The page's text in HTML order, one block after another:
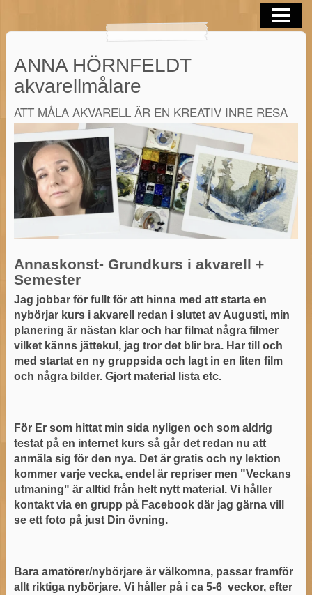
BLOGG
KONTAKTA
AKVARELL I SOMMAR 2026
ANNA HÖRNFELDT
akvarellmålare
ATT MÅLA AKVARELL ÄR EN KREATIV INRE RESA
Annaskonst- Grundkurs i akvarell +
Semester
Jag jobbar för fullt för att hinna med att starta en
nybörjar kurs i akvarell redan i slutet av Augusti, min
planering är nästan klar och har filmat några filmer
vilket känns jättekul, jag tror det blir bra. Har till och
med startat en ny gruppsida och lagt in en liten film
och några bilder. Gjort material lista etc.
För Er som hittat min sida nyligen och som aldrig
testat på en internet kurs så går det redan nu att
anmäla sig för den nya. Det är gratis och ny lektion
kommer varje vecka, endel är repriser men "Veckans
utmaning" är alltid från helt nytt material. Vi håller
kontakt via en grupp på Facebook där jag gärna vill
se ett foto på just Din övning.
Bara amatörer/nybörjare är välkomna, passar framför
allt riktiga nybörjare. Vi håller på i ca 5-6 veckor, efter